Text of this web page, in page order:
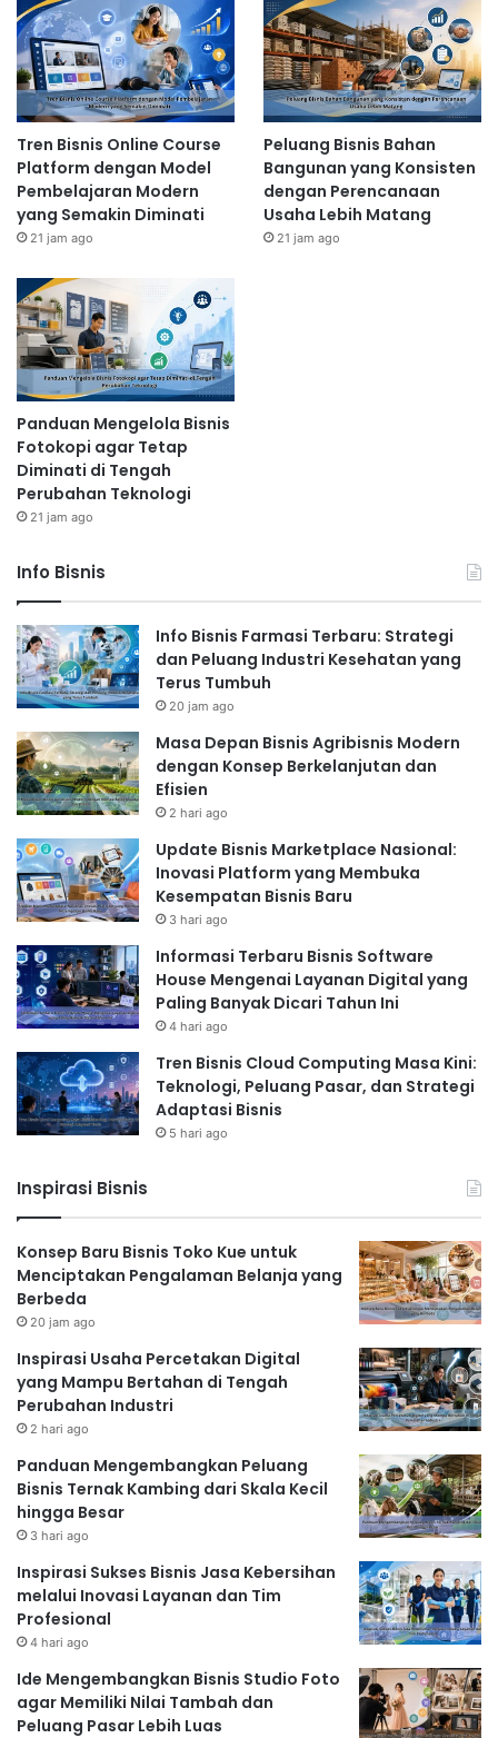
Tren Bisnis Online Course
Platform dengan Model
Pembelajaran Modern
yang Semakin Diminati
21 jam ago
Peluang Bisnis Bahan
Bangunan yang Konsisten
dengan Perencanaan
Usaha Lebih Matang
21 jam ago
Panduan Mengelola Bisnis
Fotokopi agar Tetap
Diminati di Tengah
Perubahan Teknologi
21 jam ago
Info Bisnis
Info Bisnis Farmasi Terbaru: Strategi
dan Peluang Industri Kesehatan yang
Terus Tumbuh
20 jam ago
Masa Depan Bisnis Agribisnis Modern
dengan Konsep Berkelanjutan dan
Efisien
2 hari ago
Update Bisnis Marketplace Nasional:
Inovasi Platform yang Membuka
Kesempatan Bisnis Baru
3 hari ago
Informasi Terbaru Bisnis Software
House Mengenai Layanan Digital yang
Paling Banyak Dicari Tahun Ini
4 hari ago
Tren Bisnis Cloud Computing Masa Kini:
Teknologi, Peluang Pasar, dan Strategi
Adaptasi Bisnis
5 hari ago
Inspirasi Bisnis
Konsep Baru Bisnis Toko Kue untuk
Menciptakan Pengalaman Belanja yang
Berbeda
20 jam ago
Inspirasi Usaha Percetakan Digital
yang Mampu Bertahan di Tengah
Perubahan Industri
2 hari ago
Panduan Mengembangkan Peluang
Bisnis Ternak Kambing dari Skala Kecil
hingga Besar
3 hari ago
Inspirasi Sukses Bisnis Jasa Kebersihan
melalui Inovasi Layanan dan Tim
Profesional
4 hari ago
Ide Mengembangkan Bisnis Studio Foto
agar Memiliki Nilai Tambah dan
Peluang Pasar Lebih Luas